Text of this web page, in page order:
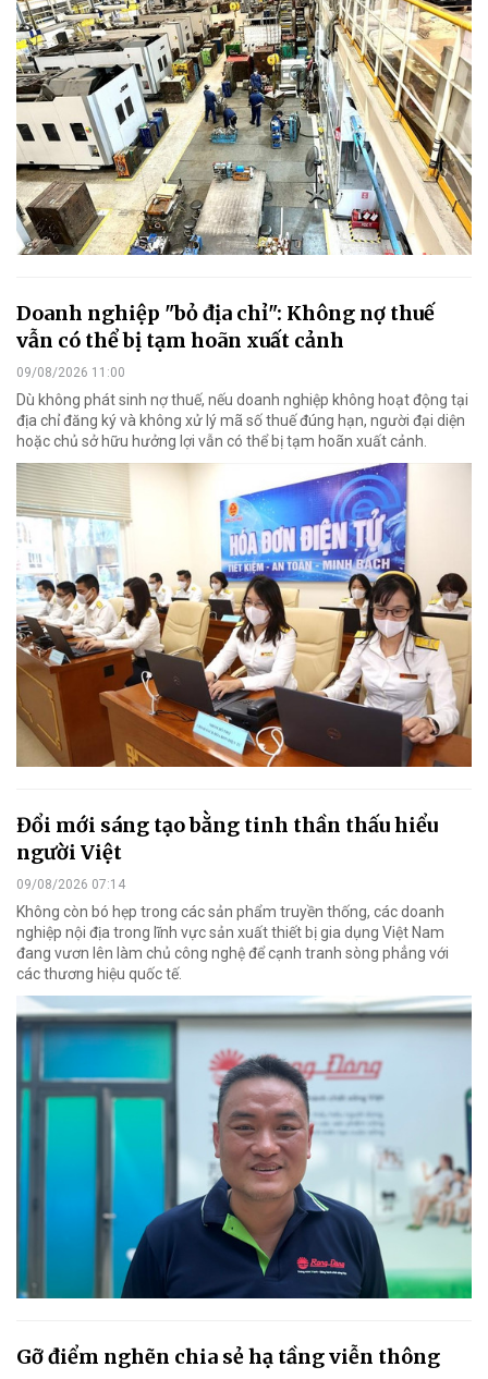
Doanh nghiệp "bỏ địa chỉ": Không nợ thuế
vẫn có thể bị tạm hoãn xuất cảnh
09/08/2026 11:00
Dù không phát sinh nợ thuế, nếu doanh nghiệp không hoạt động tại
địa chỉ đăng ký và không xử lý mã số thuế đúng hạn, người đại diện
hoặc chủ sở hữu hưởng lợi vẫn có thể bị tạm hoãn xuất cảnh.
Đổi mới sáng tạo bằng tinh thần thấu hiểu
người Việt
09/08/2026 07:14
Không còn bó hẹp trong các sản phẩm truyền thống, các doanh
nghiệp nội địa trong lĩnh vực sản xuất thiết bị gia dụng Việt Nam
đang vươn lên làm chủ công nghệ để cạnh tranh sòng phẳng với
các thương hiệu quốc tế.
Gỡ điểm nghẽn chia sẻ hạ tầng viễn thông